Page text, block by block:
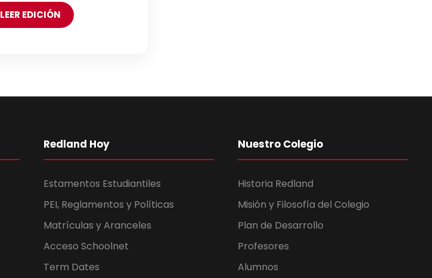
LEER EDICIÓN
Redland Hoy
Estamentos Estudiantiles
PEI, Reglamentos y Políticas
Matrículas y Aranceles
Acceso Schoolnet
Term Dates
Nuestro Colegio
Historia Redland
Misión y Filosofía del Colegio
Plan de Desarrollo
Profesores
Alumnos